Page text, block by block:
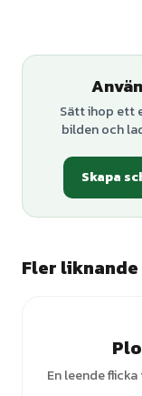
Sätt ihop ett
bilden och
Skapa
Fler
En leende